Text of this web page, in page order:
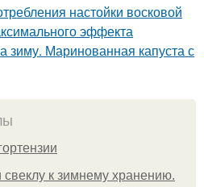
настойки восковой
эффекта
зиму. Маринованная капуста с
свеклу к зимнему хранению.